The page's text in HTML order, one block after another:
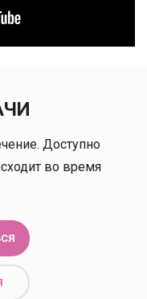
Доступно
во время